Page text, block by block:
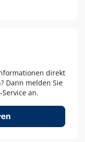
in Ausnahmefällen
Weiß-Umsetzungen
von jeweils einer
direkt
Dann melden Sie
an.